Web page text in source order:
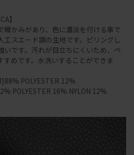
】
暖かみがあり、色に濃淡を付ける事で
工スエード調の生地です。ピリングし
いです。汚れが目立ちにくいため、ペ
すめです。水洗いすることができま
POLYESTER 12%
POLYESTER 16% NYLON 12%